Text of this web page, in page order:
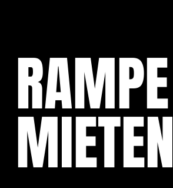
RAMPE
MIETEN